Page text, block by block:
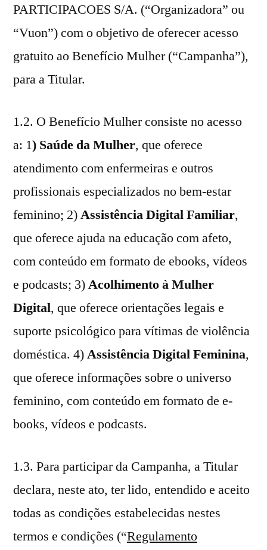
PARTICIPACOES S/A. (“Organizadora” ou
“Vuon”) com o objetivo de oferecer acesso
gratuito ao Benefício Mulher (“Campanha”),
para a Titular.
1.2. O Benefício Mulher consiste no acesso
a: 1) Saúde da Mulher, que oferece
atendimento com enfermeiras e outros
profissionais especializados no bem-estar
feminino; 2)Assistência Digital Familiar,
que oferece ajuda na educação com afeto,
com conteúdo em formato de ebooks, vídeos
e podcasts; 3)Acolhimento à Mulher
Digital, que oferece orientações legais e
suporte psicológico para vítimas de violência
doméstica. 4)Assistência Digital Feminina,
que oferece informações sobre o universo
feminino, com conteúdo em formato de e-
books, vídeos e podcasts.
1.3. Para participar da Campanha, a Titular
declara, neste ato, ter lido, entendido e aceito
todas as condições estabelecidas nestes
termos e condições (“Regulamento